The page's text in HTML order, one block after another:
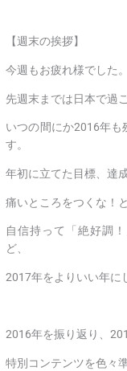
【週末の挨拶】
今週もお疲れ様でした。
先週末までは日本で過
いつの間にか2016年も
す。
年初に立てた目標、達
痛いところをつくな！
自信持って「絶好調
ど、
2017年をよりいい年に
2016年を振り返り、
特別コンテンツを色々